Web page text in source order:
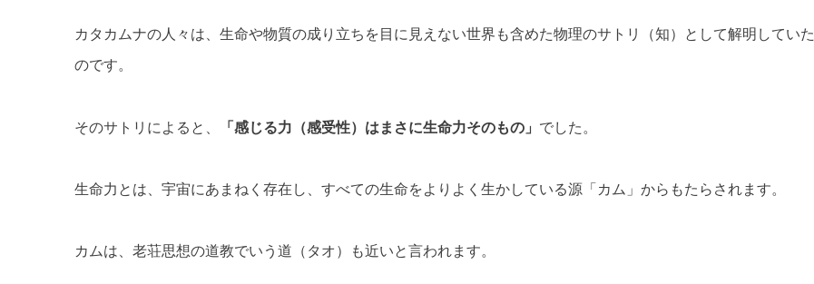
カタカムナの人々は、生命や物質の成り立ちを目に見えない世界も含めた物理のサトリ（知）として解明していた
のです。
そのサトリによると、 「感じる力（感受性）はまさに生命力そのもの」 でした。
生命力とは、宇宙にあまねく存在し、すべての生命をよりよく生かしている源「カム」からもたらされます。
カムは、老荘思想の道教でいう道（タオ）も近いと言われます。